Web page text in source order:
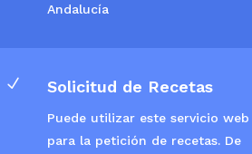
Andalucía
N Solicitud de Recetas
Puede utilizar este servicio web
para la petición de recetas. De